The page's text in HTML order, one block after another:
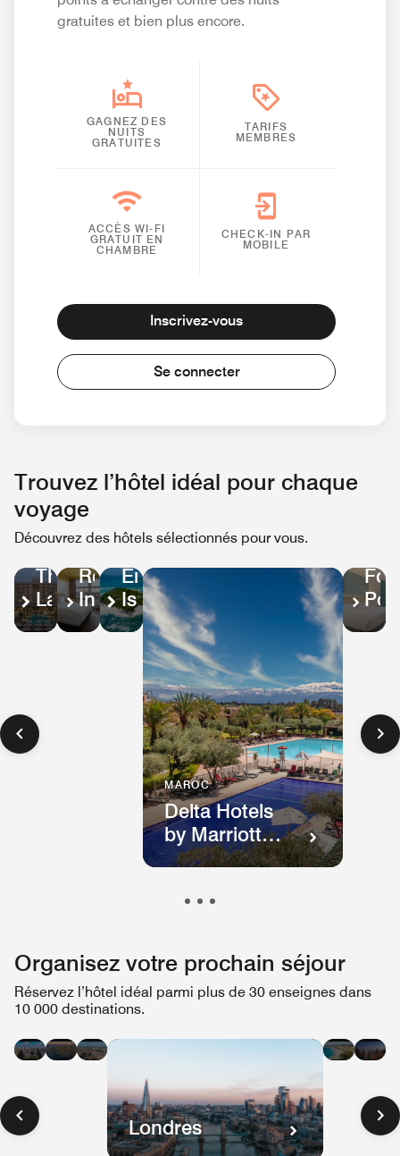
gratuites et bien plus encore.
GAGNEZ DES
NUITS
GRATUITES
TARIFS
MEMBRES
ACCÈS WI-FI
GRATUIT EN
CHAMBRE
CHECK-IN PAR
MOBILE
Inscrivez-vous
Se connecter
Trouvez l’hôtel idéal pour chaque
voyage
Découvrez des hôtels sélectionnés pour vous.
The
Landmark
Nicosia,
Residence
Inn
by
Marriott
Enchanted
Island
Resort
MAROC
Delta Hotels
by Marriott
Marrakech
Organisez votre prochain séjour
Réservez l’hôtel idéal parmi plus de 30 enseignes dans
10 000 destinations.
Londres